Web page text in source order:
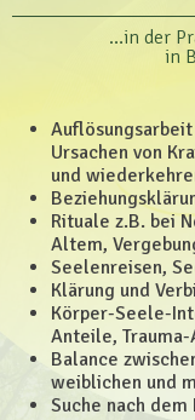
…in der
in
Ursachen von
und
Rituale z.B. bei
Altem,
Seelenreisen,
Klärung und
Körper-Seele-
Anteile,
Balance
weiblichen und
Suche nach